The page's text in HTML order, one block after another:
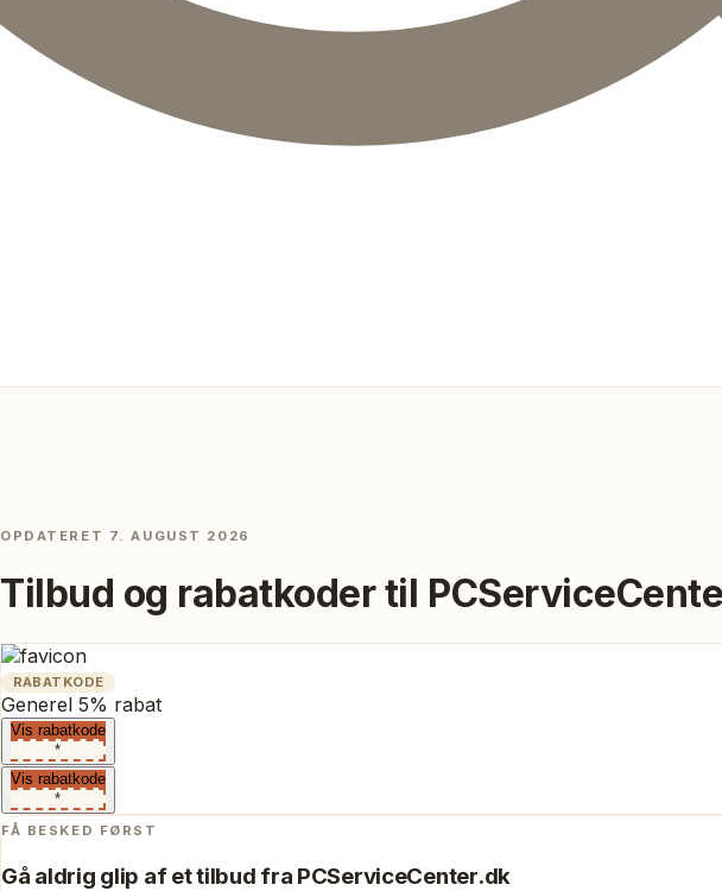
OPDATERET 7. AUGUST 2026
Tilbud og rabatkoder til
RABATKODE
Generel 5% rabat
Vis rabatkode
*
Vis rabatkode
*
FÅ BESKED FØRST
Gå aldrig glip af et tilbud fra PCServiceCenter.dk